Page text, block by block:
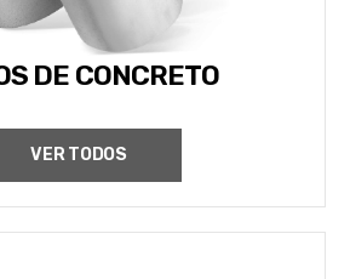
DE CONCRETO
VER TODOS